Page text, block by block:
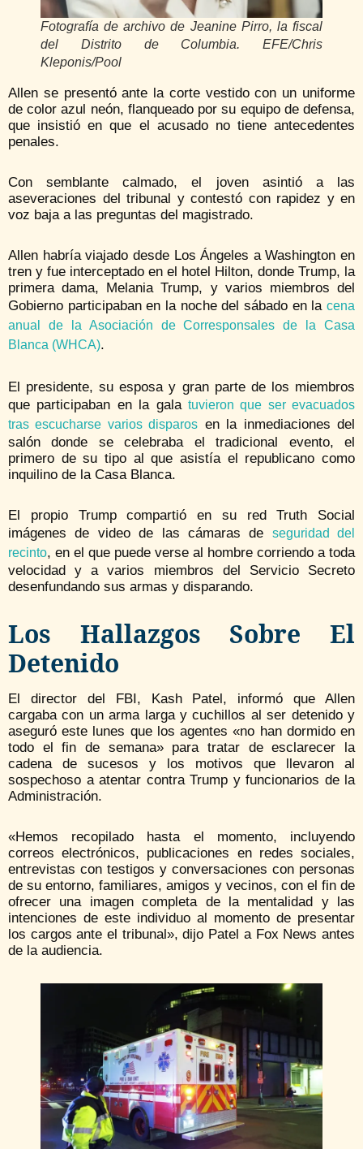
Fotografía de archivo de Jeanine Pirro, la fiscal
del Distrito de Columbia. EFE/Chris
Kleponis/Pool
Allen se presentó ante la corte vestido con un uniforme
de color azul neón, flanqueado por su equipo de defensa,
que insistió en que el acusado no tiene antecedentes
penales.
Con semblante calmado, el joven asintió a las
aseveraciones del tribunal y contestó con rapidez y en
voz baja a las preguntas del magistrado.
Allen habría viajado desde Los Ángeles a Washington en
tren y fue interceptado en el hotel Hilton, donde Trump, la
primera dama, Melania Trump, y varios miembros del
Gobierno participaban en la noche del sábado en la cena
anual de la Asociación de Corresponsales de la Casa
Blanca (WHCA).
El presidente, su esposa y gran parte de los miembros
que participaban en la gala tuvieron que ser evacuados
tras escucharse varios disparos en la inmediaciones del
salón donde se celebraba el tradicional evento, el
primero de su tipo al que asistía el republicano como
inquilino de la Casa Blanca.
El propio Trump compartió en su red Truth Social
imágenes de video de las cámaras de seguridad del
recinto, en el que puede verse al hombre corriendo a toda
velocidad y a varios miembros del Servicio Secreto
desenfundando sus armas y disparando.
Los Hallazgos Sobre El
Detenido
El director del FBI, Kash Patel, informó que Allen
cargaba con un arma larga y cuchillos al ser detenido y
aseguró este lunes que los agentes «no han dormido en
todo el fin de semana» para tratar de esclarecer la
cadena de sucesos y los motivos que llevaron al
sospechoso a atentar contra Trump y funcionarios de la
Administración.
«Hemos recopilado hasta el momento, incluyendo
correos electrónicos, publicaciones en redes sociales,
entrevistas con testigos y conversaciones con personas
de su entorno, familiares, amigos y vecinos, con el fin de
ofrecer una imagen completa de la mentalidad y las
intenciones de este individuo al momento de presentar
los cargos ante el tribunal», dijo Patel a Fox News antes
de la audiencia.